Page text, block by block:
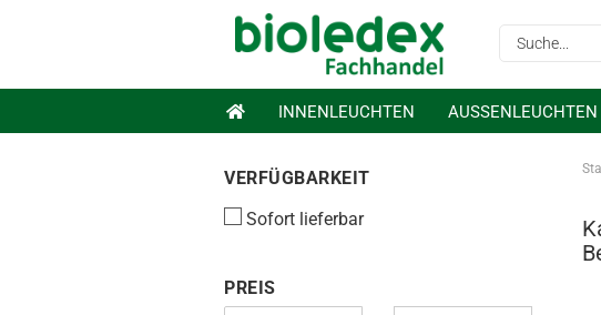
INNENLEUCHTEN AUSSENLEUCHTEN
VERFÜGBARKEIT
VERFÜGBARKEIT
Sofort lieferbar
PREIS
PREIS